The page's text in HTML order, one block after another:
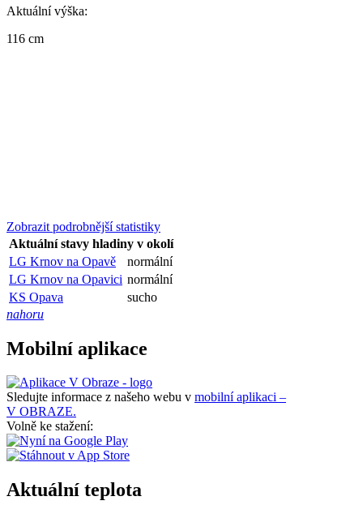
Aktuální výška:
116 cm
Zobrazit podrobnější statistiky
Aktuální stavy hladiny v okolí
LG Krnov na Opavě
normální
LG Krnov na Opavici normální
KS Opava
sucho
nahoru
Mobilní aplikace
Sledujte informace z našeho webu v mobilní aplikaci –
V OBRAZE.
Volně ke stažení:
Aktuální teplota